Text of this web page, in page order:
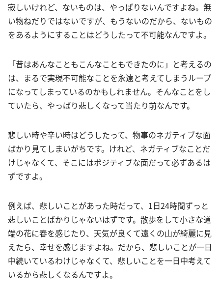
寂しいけれど、ないものは、やっぱりないんですよね。無
い物ねだりではないですが、もうないのだから、ないもの
をあるようにすることはどうしたって不可能なんですよ。
「昔はあんなこともこんなこともできたのに」と考えるの
は、まるで実現不可能なことを永遠と考えてしまうループ
になってしまっているのかもしれません。そんなことをし
ていたら、やっぱり悲しくなって当たり前なんです。
悲しい時や辛い時はどうしたって、物事のネガティブな面
ばかり見てしまいがちです。けれど、ネガティブなことだ
けじゃなくて、そこにはポジティブな面だって必ずあるは
ずですよ。
例えば、悲しいことがあった時だって、1日24時間ずっと
悲しいことばかりじゃないはずです。散歩をして小さな道
端の花に春を感じたり、天気が良くて遠くの山が綺麗に見
えたら、幸せを感じますよね。だから、悲しいことが一日
中続いているわけじゃなくて、悲しいことを一日中考えて
いるから悲しくなるんですよ。